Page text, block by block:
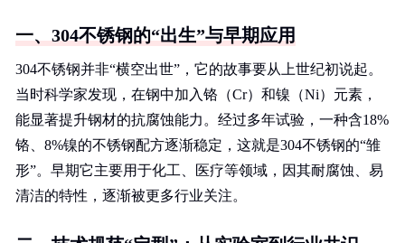
一、304不锈钢的“出生”与早期应用
304不锈钢并非“横空出世”，它的故事要从上世纪初说起。
当时科学家发现，在钢中加入铬（Cr）和镍（Ni）元素，
能显著提升钢材的抗腐蚀能力。经过多年试验，一种含18%
铬、8%镍的不锈钢配方逐渐稳定，这就是304不锈钢的“雏
形”。早期它主要用于化工、医疗等领域，因其耐腐蚀、易
清洁的特性，逐渐被更多行业关注。